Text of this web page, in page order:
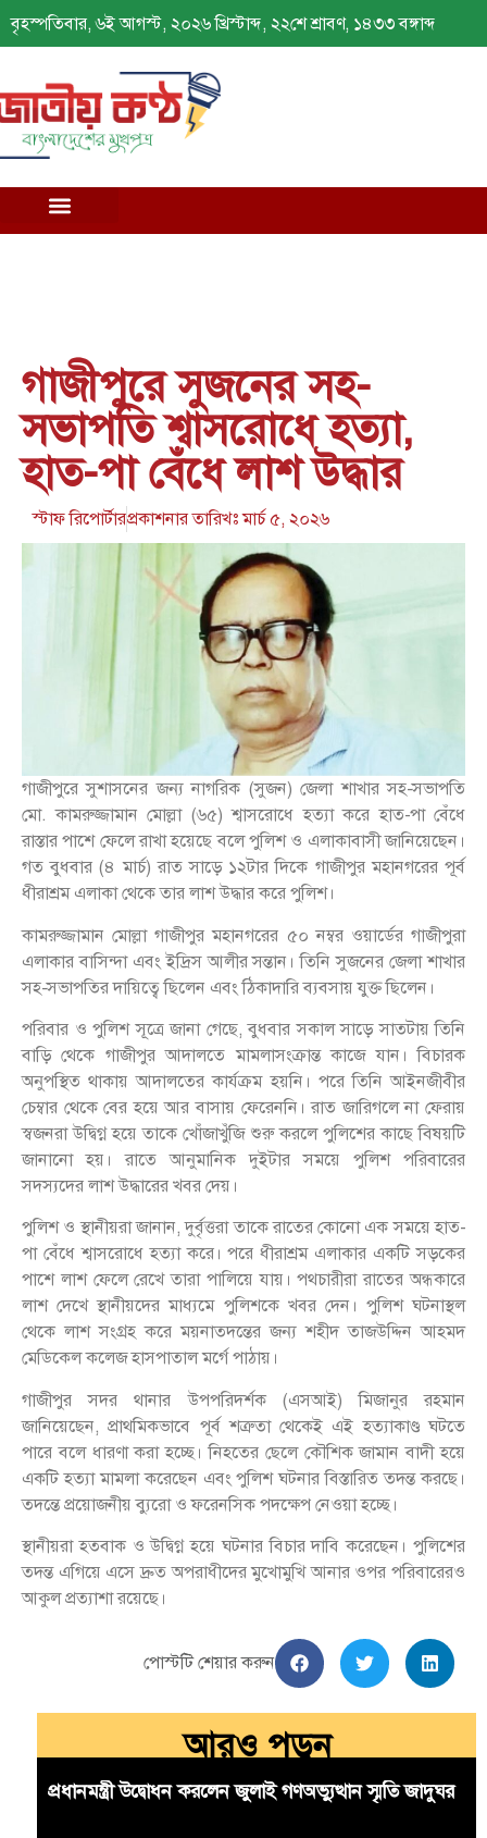
বৃহস্পতিবার, ৬ই আগস্ট, ২০২৬ খ্রিস্টাব্দ, ২২শে শ্রাবণ, ১৪৩৩ বঙ্গাব্দ
গাজীপুরে সুজনের সহ-
সভাপতি শ্বাসরোধে হত্যা,
হাত-পা বেঁধে লাশ উদ্ধার
স্টাফ রিপোর্টারপ্রকাশনার তারিখঃমার্চ ৫, ২০২৬
গাজীপুরে সুশাসনের জন্য নাগরিক (সুজন) জেলা শাখার সহ-সভাপতি
মো. কামরুজ্জামান মোল্লা (৬৫) শ্বাসরোধে হত্যা করে হাত-পা বেঁধে
রাস্তার পাশে ফেলে রাখা হয়েছে বলে পুলিশ ও এলাকাবাসী জানিয়েছেন।
গত বুধবার (৪ মার্চ) রাত সাড়ে ১২টার দিকে গাজীপুর মহানগরের পূর্ব
ধীরাশ্রম এলাকা থেকে তার লাশ উদ্ধার করে পুলিশ।
কামরুজ্জামান মোল্লা গাজীপুর মহানগরের ৫০ নম্বর ওয়ার্ডের গাজীপুরা
এলাকার বাসিন্দা এবং ইদ্রিস আলীর সন্তান। তিনি সুজনের জেলা শাখার
সহ-সভাপতির দায়িত্বে ছিলেন এবং ঠিকাদারি ব্যবসায় যুক্ত ছিলেন।
পরিবার ও পুলিশ সূত্রে জানা গেছে, বুধবার সকাল সাড়ে সাতটায় তিনি
বাড়ি থেকে গাজীপুর আদালতে মামলাসংক্রান্ত কাজে যান। বিচারক
অনুপস্থিত থাকায় আদালতের কার্যক্রম হয়নি। পরে তিনি আইনজীবীর
চেম্বার থেকে বের হয়ে আর বাসায় ফেরেননি। রাত জারিগলে না ফেরায়
স্বজনরা উদ্বিগ্ন হয়ে তাকে খোঁজাখুঁজি শুরু করলে পুলিশের কাছে বিষয়টি
জানানো হয়। রাতে আনুমানিক দুইটার সময়ে পুলিশ পরিবারের
সদস্যদের লাশ উদ্ধারের খবর দেয়।
পুলিশ ও স্থানীয়রা জানান, দুর্বৃত্তরা তাকে রাতের কোনো এক সময়ে হাত-
পা বেঁধে শ্বাসরোধে হত্যা করে। পরে ধীরাশ্রম এলাকার একটি সড়কের
পাশে লাশ ফেলে রেখে তারা পালিয়ে যায়। পথচারীরা রাতের অন্ধকারে
লাশ দেখে স্থানীয়দের মাধ্যমে পুলিশকে খবর দেন। পুলিশ ঘটনাস্থল
থেকে লাশ সংগ্রহ করে ময়নাতদন্তের জন্য শহীদ তাজউদ্দিন আহমদ
মেডিকেল কলেজ হাসপাতাল মর্গে পাঠায়।
গাজীপুর সদর থানার উপপরিদর্শক (এসআই) মিজানুর রহমান
জানিয়েছেন, প্রাথমিকভাবে পূর্ব শত্রুতা থেকেই এই হত্যাকাণ্ড ঘটতে
পারে বলে ধারণা করা হচ্ছে। নিহতের ছেলে কৌশিক জামান বাদী হয়ে
একটি হত্যা মামলা করেছেন এবং পুলিশ ঘটনার বিস্তারিত তদন্ত করছে।
তদন্তে প্রয়োজনীয় ব্যুরো ও ফরেনসিক পদক্ষেপ নেওয়া হচ্ছে।
স্থানীয়রা হতবাক ও উদ্বিগ্ন হয়ে ঘটনার বিচার দাবি করেছেন। পুলিশের
তদন্ত এগিয়ে এসে দ্রুত অপরাধীদের মুখোমুখি আনার ওপর পরিবারেরও
আকুল প্রত্যাশা রয়েছে।
পোস্টটি শেয়ার করুন
আরও পড়ুন
প্রধানমন্ত্রী উদ্বোধন করলেন জুলাই গণঅভ্যুত্থান স্মৃতি জাদুঘর